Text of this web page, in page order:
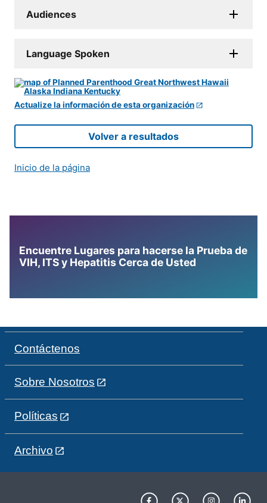
Audiences
Language Spoken
Actualize la información de esta organización
Volver a resultados
Inicio de la página
Encuentre Lugares para hacerse la Prueba de
VIH, ITS y Hepatitis Cerca de Usted
Contáctenos
Sobre Nosotros
Políticas
Archivo